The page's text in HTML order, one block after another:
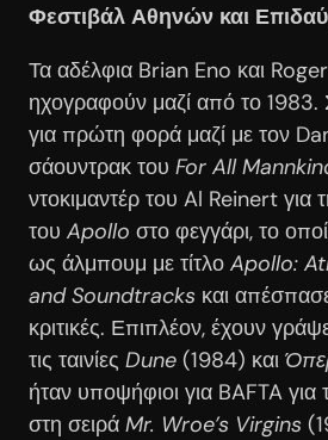
Φεστιβάλ Αθηνών και
Τα αδέλφια Brian Eno και
ηχογραφούν μαζί από το 1983.
για πρώτη φορά μαζί με τον
σάουντρακ του For All
ντοκιμαντέρ του Al Reinert για
του Apollo στο φεγγάρι, το
ως άλμπουμ με τίτλο Apollo:
and Soundtracks και
κριτικές. Επιπλέον, έχουν
τις ταινίες Dune (1984) και
ήταν υποψήφιοι για BAFTA για
στη σειρά Mr. Wroe’s Virgins